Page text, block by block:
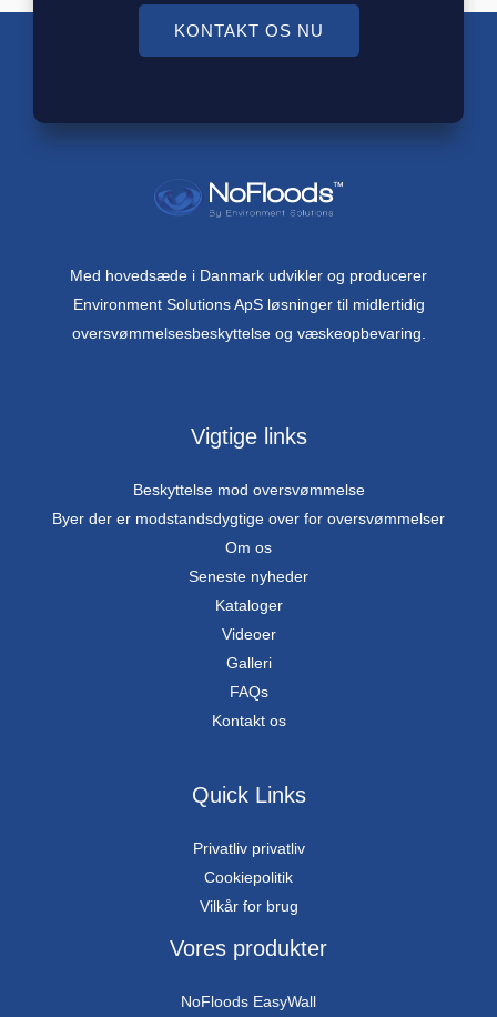
KONTAKT OS NU
Med hovedsæde i Danmark udvikler og producerer
Environment Solutions ApS løsninger til midlertidig
oversvømmelsesbeskyttelse og væskeopbevaring.
Vigtige links
Beskyttelse mod oversvømmelse
Byer der er modstandsdygtige over for oversvømmelser
Om os
Seneste nyheder
Kataloger
Videoer
Galleri
FAQs
Kontakt os
Quick Links
Privatliv privatliv
Cookiepolitik
Vilkår for brug
Vores produkter
NoFloods EasyWall